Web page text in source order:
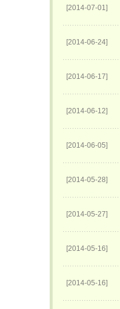
[2014-07-01]
[2014-06-24]
[2014-06-17]
[2014-06-12]
[2014-06-05]
[2014-05-28]
[2014-05-27]
[2014-05-16]
[2014-05-16]